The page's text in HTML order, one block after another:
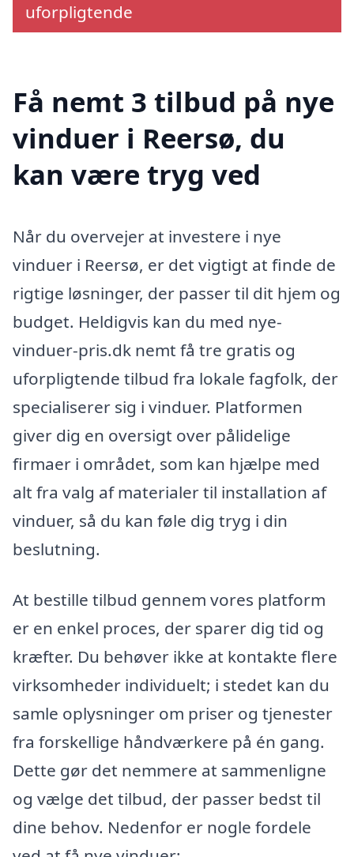
uforpligtende
Få nemt 3 tilbud på nye
vinduer i Reersø, du
kan være tryg ved
Når du overvejer at investere i nye
vinduer i Reersø, er det vigtigt at finde de
rigtige løsninger, der passer til dit hjem og
budget. Heldigvis kan du med nye-
vinduer-pris.dk nemt få tre gratis og
uforpligtende tilbud fra lokale fagfolk, der
specialiserer sig i vinduer. Platformen
giver dig en oversigt over pålidelige
firmaer i området, som kan hjælpe med
alt fra valg af materialer til installation af
vinduer, så du kan føle dig tryg i din
beslutning.
At bestille tilbud gennem vores platform
er en enkel proces, der sparer dig tid og
kræfter. Du behøver ikke at kontakte flere
virksomheder individuelt; i stedet kan du
samle oplysninger om priser og tjenester
fra forskellige håndværkere på én gang.
Dette gør det nemmere at sammenligne
og vælge det tilbud, der passer bedst til
dine behov. Nedenfor er nogle fordele